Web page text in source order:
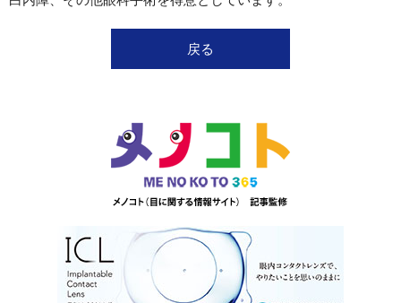
戻る